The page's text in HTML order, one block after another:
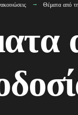
Θέματα από